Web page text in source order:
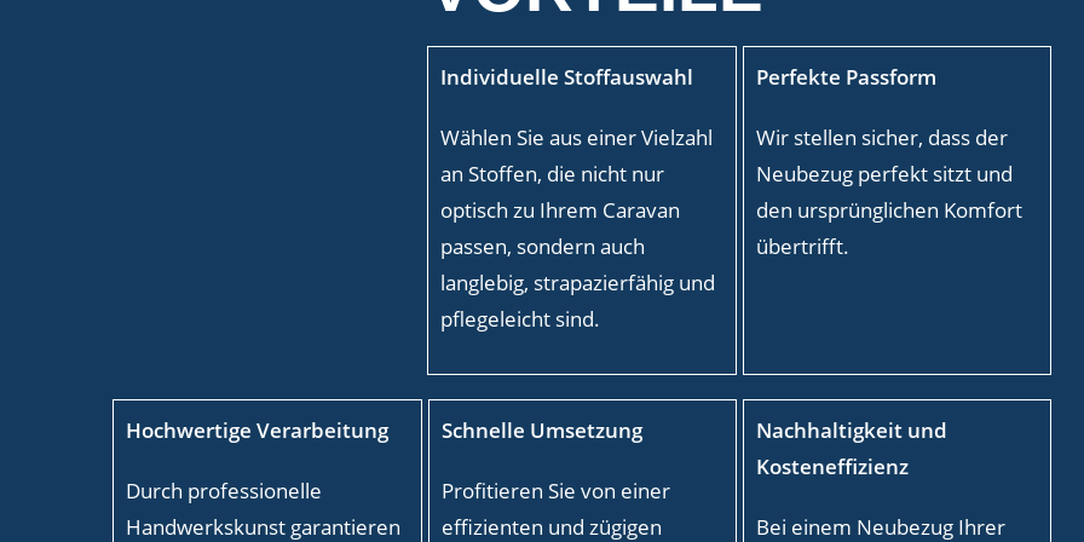
Individuelle Stoffauswahl
Wählen Sie aus einer Vielzahl
an Stoffen, die nicht nur
optisch zu Ihrem Caravan
passen, sondern auch
langlebig, strapazierfähig und
pflegeleicht sind.
Perfekte Passform
Wir stellen sicher, dass der
Neubezug perfekt sitzt und
den ursprünglichen Komfort
übertrifft.
Hochwertige Verarbeitung
Durch professionelle
Handwerkskunst garantieren
Schnelle Umsetzung
Profitieren Sie von einer
effizienten und zügigen
Nachhaltigkeit und
Kosteneffizienz
Bei einem Neubezug Ihrer